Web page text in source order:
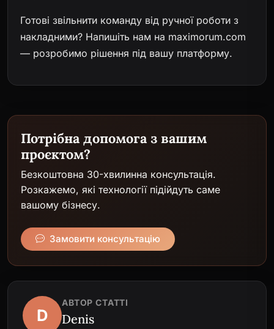
Готові звільнити команду від ручної роботи з
накладними? Напишіть нам на maximorum.com
— розробимо рішення під вашу платформу.
Потрібна допомога з вашим
проєктом?
Безкоштовна 30-хвилинна консультація.
Розкажемо, які технології підійдуть саме
вашому бізнесу.
Замовити консультацію
D
АВТОР СТАТТІ
Denis